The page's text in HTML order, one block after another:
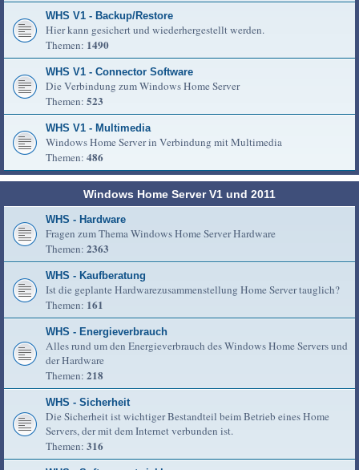
WHS V1 - Backup/Restore
Hier kann gesichert und wiederhergestellt werden.
Themen: 1490
WHS V1 - Connector Software
Die Verbindung zum Windows Home Server
Themen: 523
WHS V1 - Multimedia
Windows Home Server in Verbindung mit Multimedia
Themen: 486
Windows Home Server V1 und 2011
WHS - Hardware
Fragen zum Thema Windows Home Server Hardware
Themen: 2363
WHS - Kaufberatung
Ist die geplante Hardwarezusammenstellung Home Server tauglich?
Themen: 161
WHS - Energieverbrauch
Alles rund um den Energieverbrauch des Windows Home Servers und
der Hardware
Themen: 218
WHS - Sicherheit
Die Sicherheit ist wichtiger Bestandteil beim Betrieb eines Home
Servers, der mit dem Internet verbunden ist.
Themen: 316